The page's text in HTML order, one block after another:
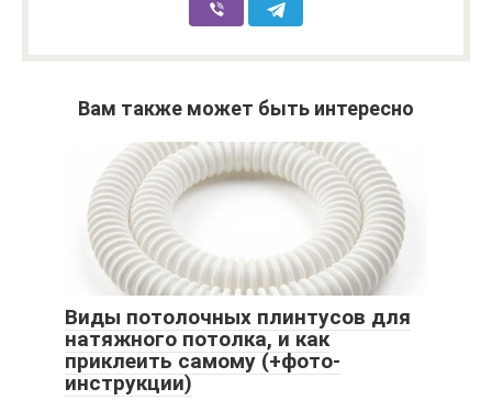
Вам также может быть интересно
Виды потолочных плинтусов для
натяжного потолка, и как
приклеить самому (+фото-
инструкции)